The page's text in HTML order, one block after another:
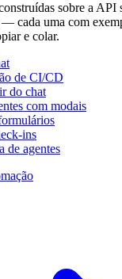
sobre a API
cada uma com
e colar.
de CI/CD
do chat
com modais
ins
de agentes